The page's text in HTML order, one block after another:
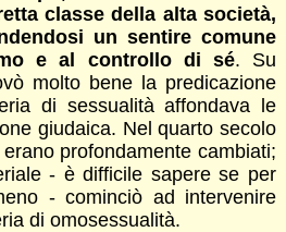
classe della alta società,
un sentire comune
e al controllo di sé. Su
molto bene la predicazione
di sessualità affondava le
giudaica. Nel quarto secolo
profondamente cambiati;
- è difficile sapere se per
- cominciò ad intervenire
di omosessualità.